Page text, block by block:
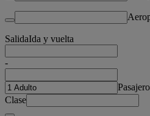
SalidaIda y vuelta
-
Clase